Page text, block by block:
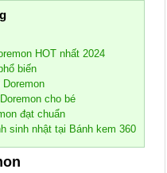
HOT nhất 2024
biến
cho bé
đạt chuẩn
sinh nhật tại Bánh kem 360